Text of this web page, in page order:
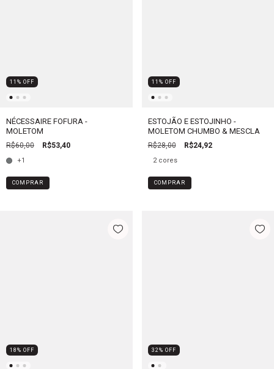
11 % OFF
NÉCESSAIRE FOFURA -
MOLETOM
R$60,00 R$53,40
+1
COMPRAR
11 % OFF
ESTOJÃO E ESTOJINHO -
MOLETOM CHUMBO & MESCLA
R$28,00 R$24,92
2 cores
COMPRAR
18 % OFF 32% OFF